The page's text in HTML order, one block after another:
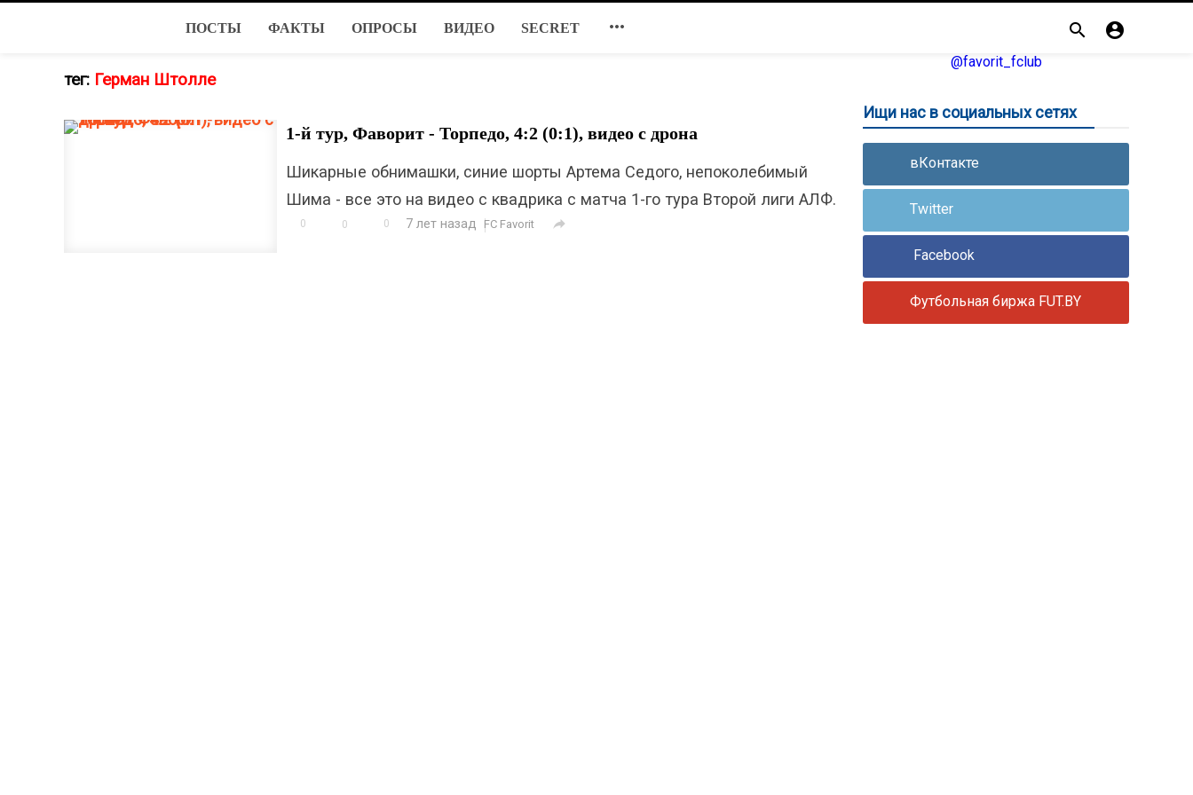
ПОСТЫ ФАКТЫ ОПРОСЫ ВИДЕО SECRET   
тег: Герман Штолле
1-й тур, Фаворит - Торпедо, 4:2 (0:1), видео с дрона
Шикарные обнимашки, синие шорты Артема Седого, непоколебимый
Шима - все это на видео с квадрика с матча 1-го тура Второй лиги АЛФ.
0 0 0 7 лет назад FC Favorit 
@favorit_fclub
Ищи нас в социальных сетях
вКонтакте
Twitter
Facebook
Футбольная биржа FUT.BY